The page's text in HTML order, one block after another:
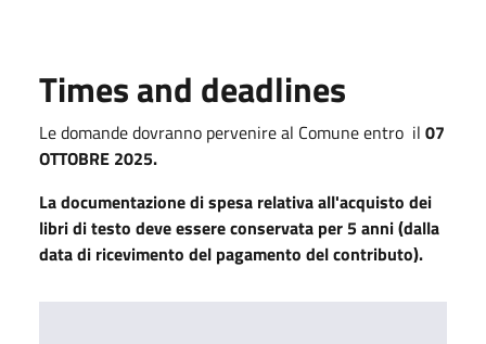
Times and deadlines
Le domande dovranno pervenire al Comune entro il 07
OTTOBRE 2025.
La documentazione di spesa relativa all'acquisto dei
libri di testo deve essere conservata per 5 anni (dalla
data di ricevimento del pagamento del contributo).